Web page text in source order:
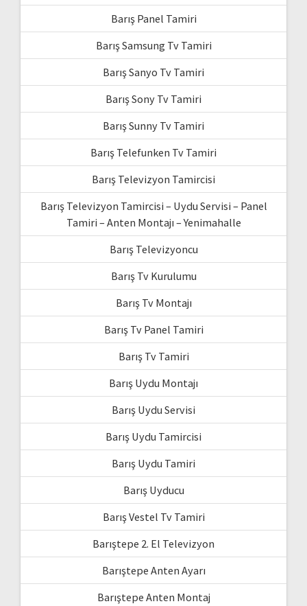
Barış Panel Tamiri
Barış Samsung Tv Tamiri
Barış Sanyo Tv Tamiri
Barış Sony Tv Tamiri
Barış Sunny Tv Tamiri
Barış Telefunken Tv Tamiri
Barış Televizyon Tamircisi
Barış Televizyon Tamircisi – Uydu Servisi – Panel
Tamiri – Anten Montajı – Yenimahalle
Barış Televizyoncu
Barış Tv Kurulumu
Barış Tv Montajı
Barış Tv Panel Tamiri
Barış Tv Tamiri
Barış Uydu Montajı
Barış Uydu Servisi
Barış Uydu Tamircisi
Barış Uydu Tamiri
Barış Uyducu
Barış Vestel Tv Tamiri
Barıştepe 2. El Televizyon
Barıştepe Anten Ayarı
Barıştepe Anten Montaj